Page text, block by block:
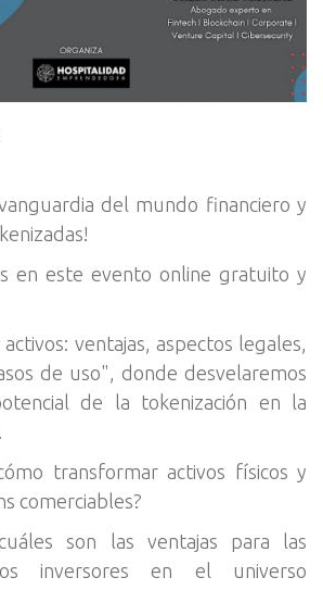
del mundo financiero y
en este evento online gratuito y
ventajas, aspectos legales,
de uso", donde desvelaremos
de la tokenización en la
transformar activos físicos y
comerciables?
son las ventajas para las
inversores en el universo